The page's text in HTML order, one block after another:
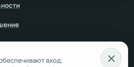
данных
вход,